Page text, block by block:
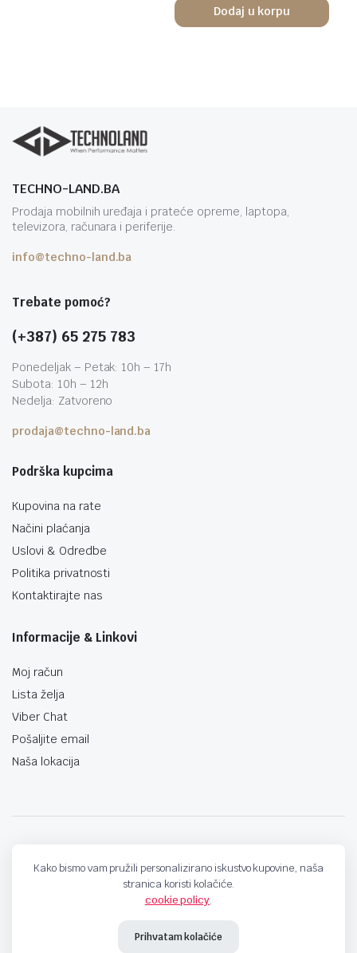
Dodaj u korpu
TECHNO-LAND.BA
Prodaja mobilnih uređaja i prateće opreme, laptopa,
televizora, računara i periferije.
info@techno-land.ba
Trebate pomoć?
(+387) 65 275 783
Ponedeljak – Petak: 10h – 17h
Subota: 10h – 12h
Nedelja: Zatvoreno
prodaja@techno-land.ba
Podrška kupcima
Kupovina na rate
Načini plaćanja
Uslovi & Odredbe
Politika privatnosti
Kontaktirajte nas
Informacije & Linkovi
Moj račun
Lista želja
Viber Chat
Pošaljite email
Naša lokacija
Kako bismo vam pružili personalizirano iskustvo kupovine, naša
stranica koristi kolačiće.
cookie policy.
Prihvatam kolačiće